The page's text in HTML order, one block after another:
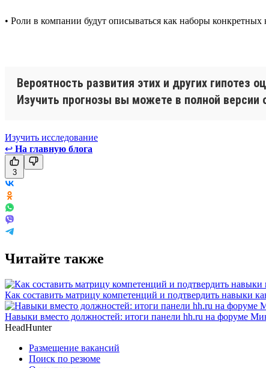
• Роли в компании будут описываться как наборы
Вероятность развития этих и других
Изучить прогнозы вы можете в полной версии
Изучить исследование
↩ На главную блога
3
Читайте также
Как составить матрицу компетенций и подтвердить навыки
Навыки вместо должностей: итоги панели hh.ru на форуме
HeadHunter
Размещение вакансий
Поиск по резюме